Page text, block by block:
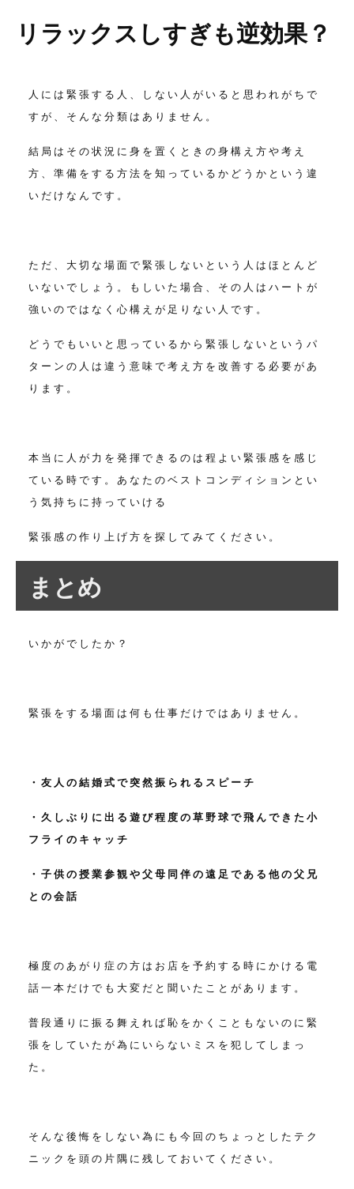
リラックスしすぎも逆効果？
人には緊張する人、しない人がいると思われがちで
すが、 そんな分類はありません。
結局はその状況に身を置くときの身構え方や考え
方、 準備をする方法を知っているかどうかという違
いだけなんです。
ただ、大切な場面で緊張しないという人はほとんど
いないでしょう。もしいた場合、その人はハートが
強いのではなく心構えが足りない人です。
どうでもいいと思っているから緊張しないというパ
ターンの人は違う意味で 考え方を改善する必要があ
ります。
本当に人が力を発揮できるのは程よい緊張感を感じ
ている時です。 あなたのベストコンディションとい
う気持ちに持っていける
緊張感の作り上げ方を探してみてください。
まとめ
いかがでしたか？
緊張をする場面は何も仕事だけではありません。
・友人の結婚式で突然振られるスピーチ
・久しぶりに出る遊び程度の草野球で飛んできた小
フライのキャッチ
・子供の授業参観や父母同伴の遠足である他の父兄
との会話
極度のあがり症の方はお店を予約する時にかける電
話一本だけでも 大変だと聞いたことがあります。
普段通りに振る舞えれば恥をかくこともないのに 緊
張をしていたが為にいらないミスを犯してしまっ
た。
そんな後悔をしない為にも今回のちょっとしたテク
ニックを 頭の片隅に残しておいてください。